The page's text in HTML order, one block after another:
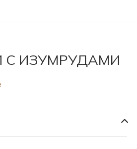
С ИЗУМРУДАМИ